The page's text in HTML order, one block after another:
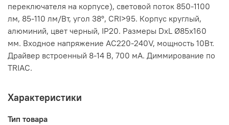
переключателя на корпусе), световой поток 850-1100
лм, 85-110 лм/Вт, угол 38°, CRI>95. Корпус круглый,
алюминий, цвет черный, IP20. Размеры DxL Ø85x160
мм. Входное напряжение AC220-240V, мощность 10Вт.
Драйвер встроенный 8-14 В, 700 мА. Диммирование по
TRIAC.
Характеристики
Тип товара